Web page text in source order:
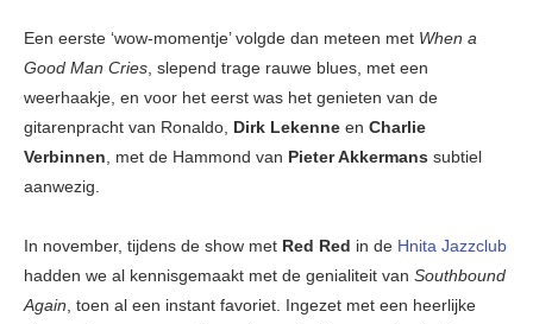
Een eerste ‘wow-momentje’ volgde dan meteen met When a
Good Man Cries, slepend trage rauwe blues, met een
weerhaakje, en voor het eerst was het genieten van de
gitarenpracht van Ronaldo, Dirk Lekenne en Charlie
Verbinnen, met de Hammond van Pieter Akkermans subtiel
aanwezig.
In november, tijdens de show met Red Red in de Hnita Jazzclub
hadden we al kennisgemaakt met de genialiteit van Southbound
Again, toen al een instant favoriet. Ingezet met een heerlijke